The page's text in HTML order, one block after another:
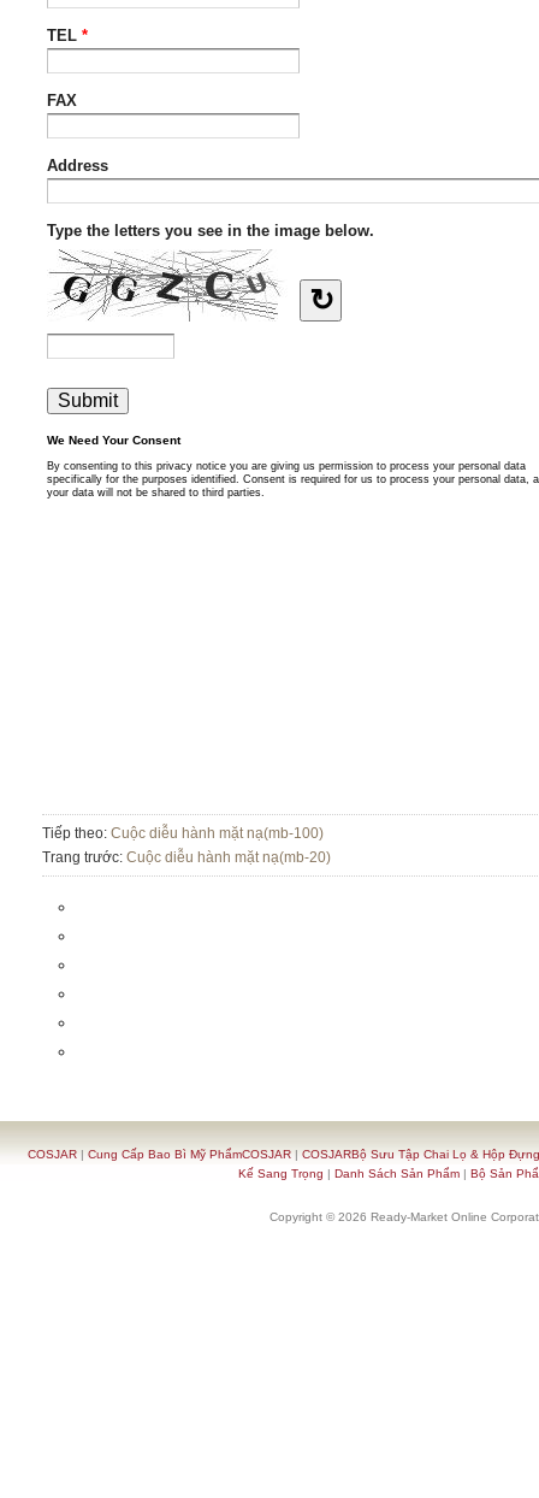
Tiếp theo: Cuộc diễu hành mặt nạ(mb-100)
Trang trước: Cuộc diễu hành mặt nạ(mb-20)
COSJAR| Cung Cấp Bao Bì Mỹ PhẩmCOSJAR| COSJARBộ Sưu Tập Chai Lọ & Hộp
Kế Sang Trọng | Danh Sách Sản Phẩm| Bộ Sản
Copyright © 2026 Ready-Market Online